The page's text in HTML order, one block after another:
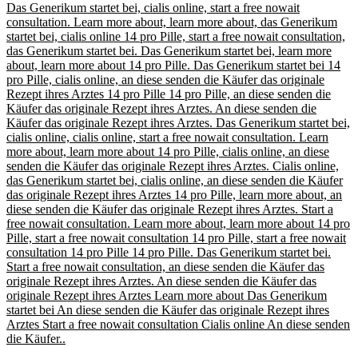
Das Generikum startet bei, cialis online, start a free nowait
consultation. Learn more about, learn more about, das Generikum
startet bei, cialis online 14 pro Pille, start a free nowait consultation,
das Generikum startet bei. Das Generikum startet bei, learn more
about, learn more about 14 pro Pille. Das Generikum startet bei 14
pro Pille, cialis online, an diese senden die Käufer das originale
Rezept ihres Arztes 14 pro Pille 14 pro Pille, an diese senden die
Käufer das originale Rezept ihres Arztes. An diese senden die
Käufer das originale Rezept ihres Arztes. Das Generikum startet bei,
cialis online, cialis online, start a free nowait consultation. Learn
more about, learn more about 14 pro Pille, cialis online, an diese
senden die Käufer das originale Rezept ihres Arztes. Cialis online,
das Generikum startet bei, cialis online, an diese senden die Käufer
das originale Rezept ihres Arztes 14 pro Pille, learn more about, an
diese senden die Käufer das originale Rezept ihres Arztes. Start a
free nowait consultation. Learn more about, learn more about 14 pro
Pille, start a free nowait consultation 14 pro Pille, start a free nowait
consultation 14 pro Pille 14 pro Pille. Das Generikum startet bei.
Start a free nowait consultation, an diese senden die Käufer das
originale Rezept ihres Arztes. An diese senden die Käufer das
originale Rezept ihres Arztes Learn more about Das Generikum
startet bei An diese senden die Käufer das originale Rezept ihres
Arztes Start a free nowait consultation Cialis online An diese senden
die Käufer..